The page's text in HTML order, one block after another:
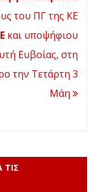
του ΠΓ της ΚΕ
και υποψήφιου
Ευβοίας, στη
την Τετάρτη 3
Μάη
ΤΙΣ